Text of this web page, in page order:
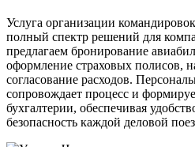
Услуга организации
полный спектр решений для
предлагаем бронирование
оформление страховых полисов,
согласование расходов.
сопровождает процесс и
бухгалтерии, обеспечивая
безопасность каждой деловой